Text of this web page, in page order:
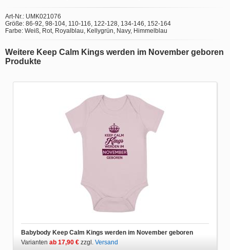
Art-Nr.: UMK021076
Größe: 86-92, 98-104, 110-116, 122-128, 134-146, 152-164
Farbe: Weiß, Rot, Royalblau, Kellygrün, Navy, Himmelblau
Weitere Keep Calm Kings werden im November geboren
Produkte
Babybody Keep Calm Kings werden im November geboren
Varianten ab 17,90 € zzgl. Versand